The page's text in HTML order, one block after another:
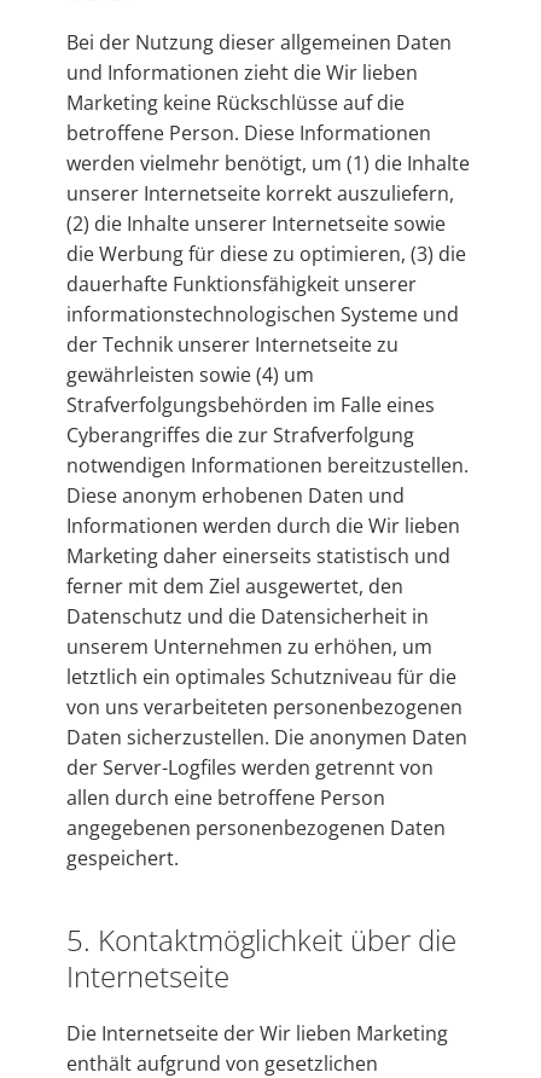
Bei der Nutzung dieser allgemeinen Daten
und Informationen zieht die Wir lieben
Marketing keine Rückschlüsse auf die
betroffene Person. Diese Informationen
werden vielmehr benötigt, um (1) die Inhalte
unserer Internetseite korrekt auszuliefern,
(2) die Inhalte unserer Internetseite sowie
die Werbung für diese zu optimieren, (3) die
dauerhafte Funktionsfähigkeit unserer
informationstechnologischen Systeme und
der Technik unserer Internetseite zu
gewährleisten sowie (4) um
Strafverfolgungsbehörden im Falle eines
Cyberangriffes die zur Strafverfolgung
notwendigen Informationen bereitzustellen.
Diese anonym erhobenen Daten und
Informationen werden durch die Wir lieben
Marketing daher einerseits statistisch und
ferner mit dem Ziel ausgewertet, den
Datenschutz und die Datensicherheit in
unserem Unternehmen zu erhöhen, um
letztlich ein optimales Schutzniveau für die
von uns verarbeiteten personenbezogenen
Daten sicherzustellen. Die anonymen Daten
der Server-Logfiles werden getrennt von
allen durch eine betroffene Person
angegebenen personenbezogenen Daten
gespeichert.
5. Kontaktmöglichkeit über die
Internetseite
Die Internetseite der Wir lieben Marketing
enthält aufgrund von gesetzlichen